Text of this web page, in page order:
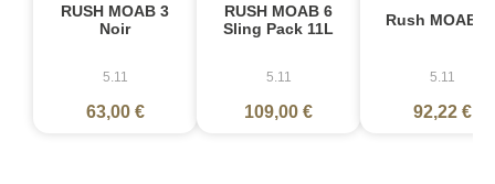
RUSH MOAB 3
Noir
5.11
63,00 €
RUSH MOAB 6
Sling Pack 11L
5.11
109,00 €
Rush MOAB
5.11
92,22 €